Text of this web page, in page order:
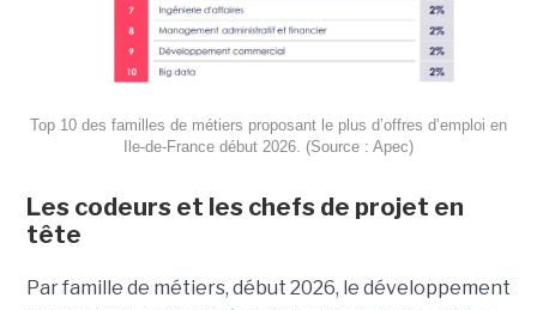
Top 10 des familles de métiers proposant le plus d’offres d’emploi en
Ile-de-France début 2026. (Source : Apec)
Les codeurs et les chefs de projet en
tête
Par famille de métiers, début 2026, le développement